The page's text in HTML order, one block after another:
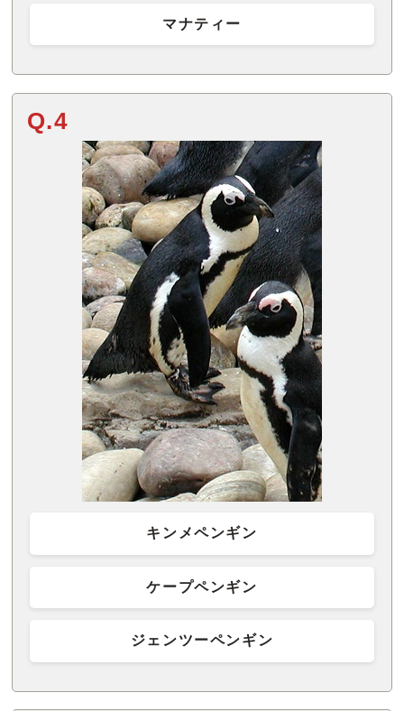
マナティー
Q.4
キンメペンギン
ケープペンギン
ジェンツーペンギン